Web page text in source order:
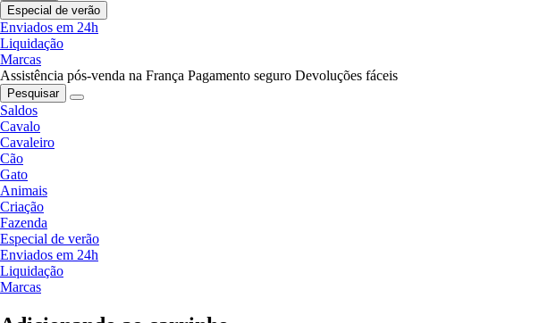
Especial de verão
Enviados em 24h
Liquidação
Marcas
Assistência pós-venda na França Pagamento seguro Devoluções fáceis
Pesquisar
Saldos
Cavalo
Cavaleiro
Cão
Gato
Animais
Criação
Fazenda
Especial de verão
Enviados em 24h
Liquidação
Marcas